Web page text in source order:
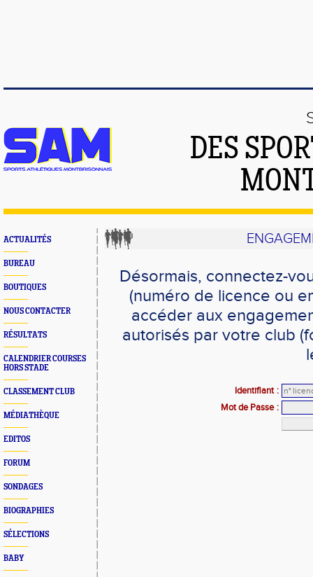
DES
ACTUALITÉS
BUREAU
BOUTIQUES
NOUS CONTACTER
RÉSULTATS
CALENDRIER COURSES
HORS STADE
CLASSEMENT CLUB
MÉDIATHÈQUE
EDITOS
FORUM
SONDAGES
BIOGRAPHIES
SÉLECTIONS
BABY
Désormais, connectez-
(numéro de licence ou
accéder aux
autorisés par votre club
Identifiant :
Mot de Passe :